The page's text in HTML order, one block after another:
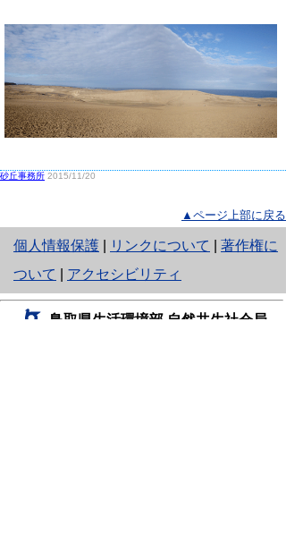
砂丘事務所 2015/11/20
▲ページ上部に戻る
個人情報保護
と
り
ネ
リンクについて
著作権に
ついて
アクセシビリティ
鳥取県生活環境部 自然共生社会局